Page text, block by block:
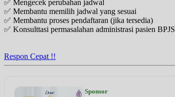
✅ Mengecek perubahan jadwal
✅ Membantu memilih jadwal yang sesuai
✅ Membantu proses pendaftaran (jika tersedia)
✅ Konsulttasi permasalahan administrasi pasien BPJS
Respon Cepat !!
Sponsor